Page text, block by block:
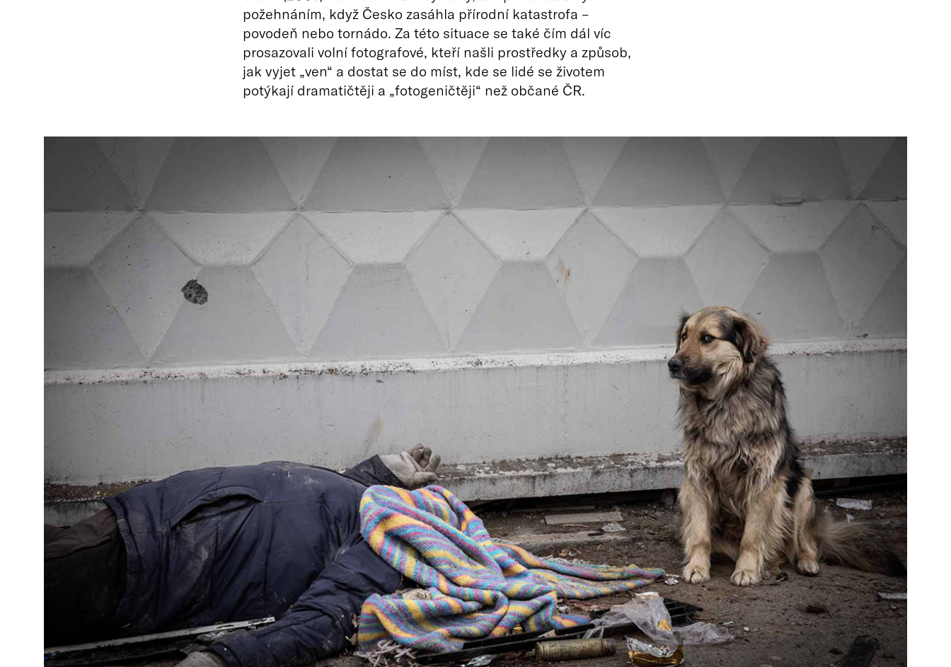
požehnáním, když Česko zasáhla přírodní katastrofa –
povodeň nebo tornádo. Za této situace se také čím dál víc
prosazovali volní fotografové, kteří našli prostředky a způsob,
jak vyjet „ven“ a dostat se do míst, kde se lidé se životem
potýkají dramatičtěji a „fotogeničtěji“ než občané ČR.